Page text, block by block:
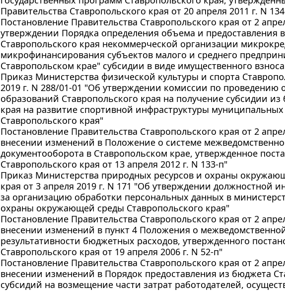
Правительства Ставропольского края от 20 апреля 2011 г. N
Постановление Правительства Ставропольского края от 2
утверждении Порядка определения объема и предоставления
Ставропольского края некоммерческой организации
микрофинансирования субъектов малого и среднего
Ставропольском крае" субсидии в виде имущественного
Приказ Министерства физической культуры и спорта
2019 г. N 288/01-01 "Об утверждении комиссии по проведению
образований Ставропольского края на получение субсидии
края на развитие спортивной инфраструктуры
Ставропольского края"
Постановление Правительства Ставропольского края от 2
внесении изменений в Положение о системе
документооборота в Ставропольском крае, утвержденное
Ставропольского края от 13 апреля 2012 г. N 133-п"
Приказ Министерства природных ресурсов и охраны
края от 3 апреля 2019 г. N 171 "Об утверждении должностной
за организацию обработки персональных данных в
охраны окружающей среды Ставропольского края"
Постановление Правительства Ставропольского края от 2
внесении изменений в пункт 4 Положения о
результативности бюджетных расходов, утвержденного
Ставропольского края от 19 апреля 2006 г. N 52-п"
Постановление Правительства Ставропольского края от 2
внесении изменений в Порядок предоставления из бюджета
субсидий на возмещение части затрат работодателей,